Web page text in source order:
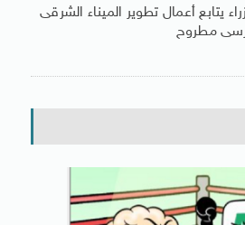
يتابع أعمال تطوير الميناء الشرقى
مطروح